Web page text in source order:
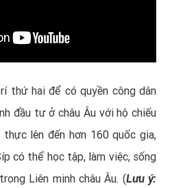
thứ hai để có quyền công dân
đầu tư ở châu Âu với hộ chiếu
lên đến hơn 160 quốc gia,
có thể học tập, làm việc, sống
Liên minh châu Âu. (Lưu ý: